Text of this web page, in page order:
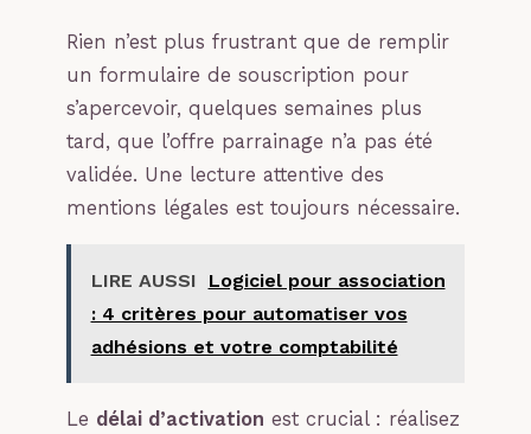
Rien n’est plus frustrant que de remplir
un formulaire de souscription pour
s’apercevoir, quelques semaines plus
tard, que l’offre parrainage n’a pas été
validée. Une lecture attentive des
mentions légales est toujours nécessaire.
LIRE AUSSI
Logiciel pour association
: 4 critères pour automatiser vos
adhésions et votre comptabilité
Le délai d’activation est crucial : réalisez